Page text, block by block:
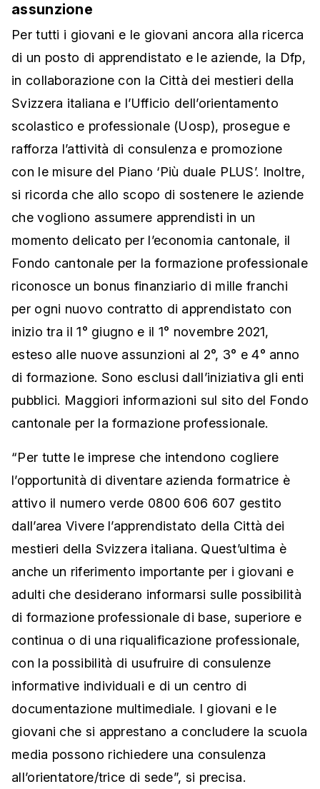
assunzione
Per tutti i giovani e le giovani ancora alla ricerca
di un posto di apprendistato e le aziende, la Dfp,
in collaborazione con la Città dei mestieri della
Svizzera italiana e l’Ufficio dell’orientamento
scolastico e professionale (Uosp), prosegue e
rafforza l’attività di consulenza e promozione
con le misure del Piano ‘Più duale PLUS’. Inoltre,
si ricorda che allo scopo di sostenere le aziende
che vogliono assumere apprendisti in un
momento delicato per l’economia cantonale, il
Fondo cantonale per la formazione professionale
riconosce un bonus finanziario di mille franchi
per ogni nuovo contratto di apprendistato con
inizio tra il 1° giugno e il 1° novembre 2021,
esteso alle nuove assunzioni al 2°, 3° e 4° anno
di formazione. Sono esclusi dall’iniziativa gli enti
pubblici. Maggiori informazioni sul sito del Fondo
cantonale per la formazione professionale.
“Per tutte le imprese che intendono cogliere
l’opportunità di diventare azienda formatrice è
attivo il numero verde 0800 606 607 gestito
dall’area Vivere l’apprendistato della Città dei
mestieri della Svizzera italiana. Quest’ultima è
anche un riferimento importante per i giovani e
adulti che desiderano informarsi sulle possibilità
di formazione professionale di base, superiore e
continua o di una riqualificazione professionale,
con la possibilità di usufruire di consulenze
informative individuali e di un centro di
documentazione multimediale. I giovani e le
giovani che si apprestano a concludere la scuola
media possono richiedere una consulenza
all’orientatore/trice di sede”, si precisa.